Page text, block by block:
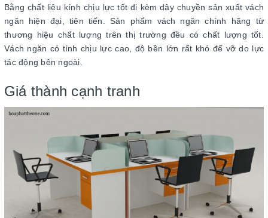
Bằng chất liệu kính chịu lực tốt đi kèm dây chuyền sản xuất vách
ngăn hiện đại, tiên tiến. Sản phẩm vách ngăn chính hãng từ
thương hiệu chất lượng trên thị trường đều có chất lượng tốt.
Vách ngăn có tính chịu lực cao, độ bền lớn rất khó để vỡ do lực
tác động bên ngoài.
Giá thành cạnh tranh